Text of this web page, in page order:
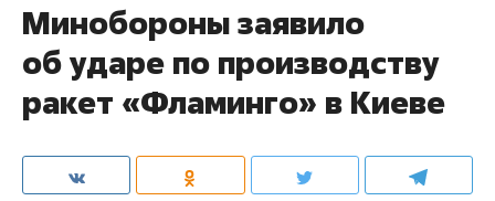
Минобороны заявило
об ударе по производству
ракет «Фламинго» в Киеве